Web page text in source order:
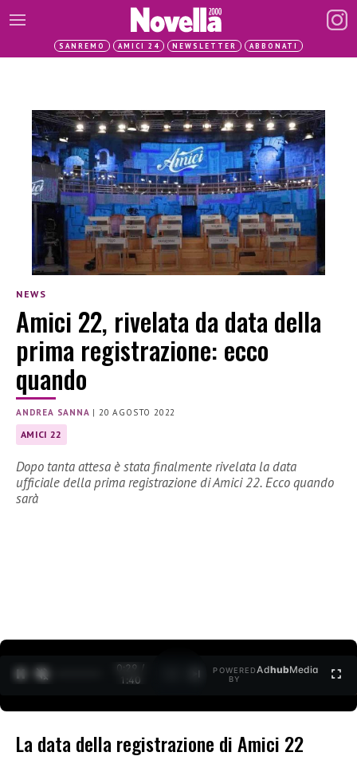
SANREMO AMICI 24 NEWSLETTER ABBONATI
NEWS
Amici 22, rivelata da data della
prima registrazione: ecco
quando
ANDREA SANNA |20 AGOSTO 2022
AMICI 22
Dopo tanta attesa è stata finalmente rivelata la data
ufficiale della prima registrazione di Amici 22. Ecco quando
sarà
0:30 /
1:40
POWERED
BY
AdhubMedia
La data della registrazione di Amici 22